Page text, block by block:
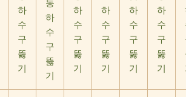
하
수
구
뚫
기
동
하
수
구
뚫
기
하
수
구
뚫
기
하
수
구
뚫
기
하
수
구
뚫
기
하
수
구
뚫
기